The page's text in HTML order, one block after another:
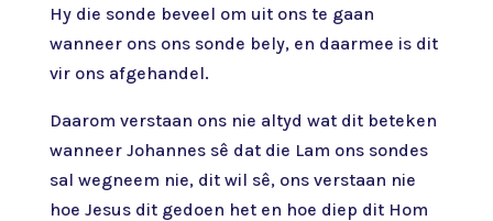
Hy die sonde beveel om uit ons te gaan
wanneer ons ons sonde bely, en daarmee is dit
vir ons afgehandel.
Daarom verstaan ons nie altyd wat dit beteken
wanneer Johannes sê dat die Lam ons sondes
sal wegneem nie, dit wil sê, ons verstaan nie
hoe Jesus dit gedoen het en hoe diep dit Hom